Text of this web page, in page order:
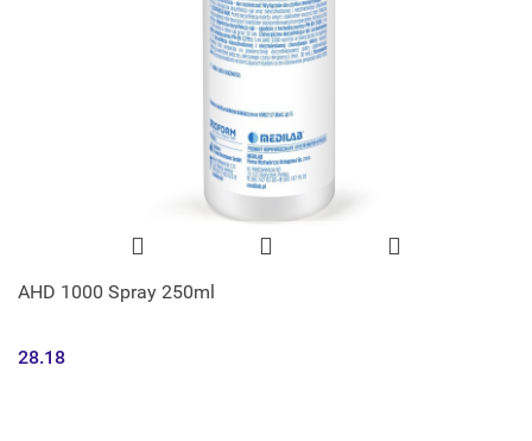
AHD 1000 Spray 250ml
28.18